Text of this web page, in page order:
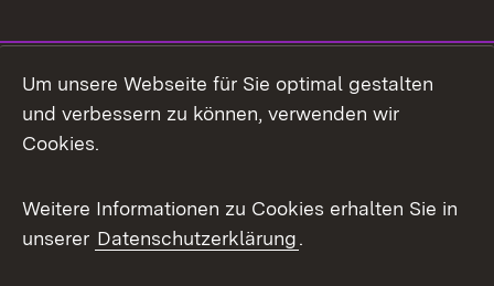
Facebook
X / Twitter
Youtube
Um unsere Webseite für Sie optimal gestalten
und verbessern zu können, verwenden wir
Cookies.
Weitere Informationen zu Cookies erhalten Sie in
unserer Datenschutzerklärung.